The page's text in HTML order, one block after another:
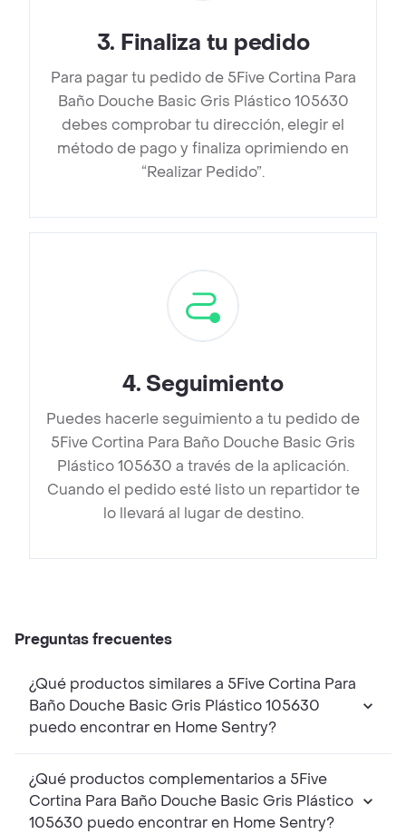
3. Finaliza tu pedido
Para pagar tu pedido de 5Five Cortina Para
Baño Douche Basic Gris Plástico 105630
debes comprobar tu dirección, elegir el
método de pago y finaliza oprimiendo en
“Realizar Pedido”.
4. Seguimiento
Puedes hacerle seguimiento a tu pedido de
5Five Cortina Para Baño Douche Basic Gris
Plástico 105630 a través de la aplicación.
Cuando el pedido esté listo un repartidor te
lo llevará al lugar de destino.
Preguntas frecuentes
¿Qué productos similares a 5Five Cortina Para
Baño Douche Basic Gris Plástico 105630
puedo encontrar en Home Sentry?
¿Qué productos complementarios a 5Five
Cortina Para Baño Douche Basic Gris Plástico
105630 puedo encontrar en Home Sentry?